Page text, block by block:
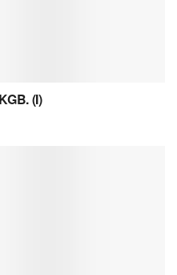
(I)